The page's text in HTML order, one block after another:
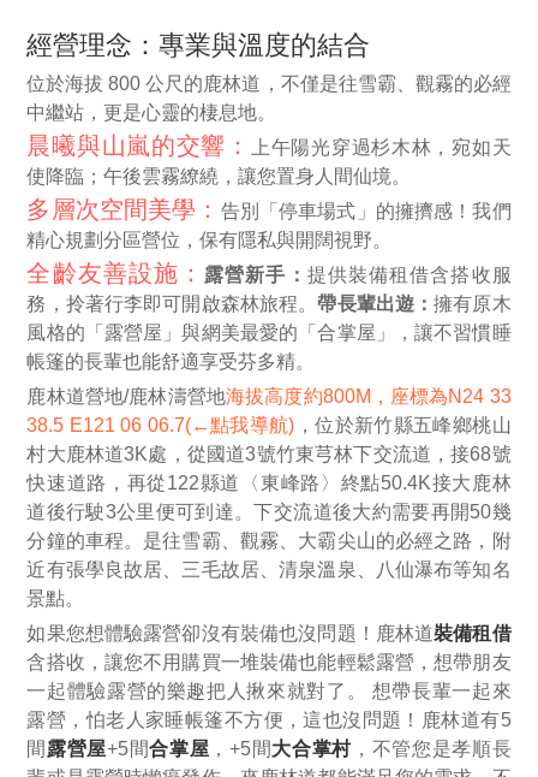
經營理念：專業與溫度的結合
位於海拔 800 公尺的鹿林道，不僅是往雪霸、觀霧的必經
中繼站，更是心靈的棲息地。
晨曦與山嵐的交響： 上午陽光穿過杉木林，宛如天
使降臨；午後雲霧繚繞，讓您置身人間仙境。
多層次空間美學： 告別「停車場式」的擁擠感！我們
精心規劃分區營位，保有隱私與開闊視野。
全齡友善設施： 露營新手： 提供裝備租借含搭收服
務，拎著行李即可開啟森林旅程。帶長輩出遊：擁有原木
風格的「露營屋」與網美最愛的「合掌屋」，讓不習慣睡
帳篷的長輩也能舒適享受芬多精。
鹿林道營地/鹿林濤營地海拔高度約800M，座標為N24 33
38.5 E121 06 06.7(←點我導航) ，位於新竹縣五峰鄉桃山
村大鹿林道3K處，從國道3號竹東芎林下交流道，接68號
快速道路，再從122縣道〈東峰路〉終點50.4K接大鹿林
道後行駛3公里便可到達。下交流道後大約需要再開50幾
分鐘的車程。是往雪霸、觀霧、大霸尖山的必經之路，附
近有張學良故居、三毛故居、清泉溫泉、八仙瀑布等知名
景點。
如果您想體驗露營卻沒有裝備也沒問題！鹿林道裝備租借
含搭收，讓您不用購買一堆裝備也能輕鬆露營，想帶朋友
一起體驗露營的樂趣把人揪來就對了。 想帶長輩一起來
露營，怕老人家睡帳篷不方便，這也沒問題！鹿林道有5
間 露營屋+5間合掌屋 ，+5間大合掌村 ，不管您是孝順長